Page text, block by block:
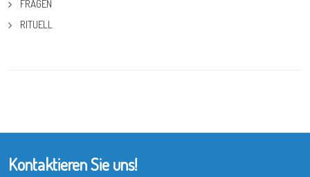
FRAGEN
RITUELL
Kontaktieren Sie uns!